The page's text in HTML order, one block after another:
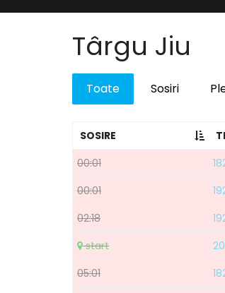
Târgu Jiu
Toate Sosiri
SOSIRE
00:01
00:01
02:18
start
05:01